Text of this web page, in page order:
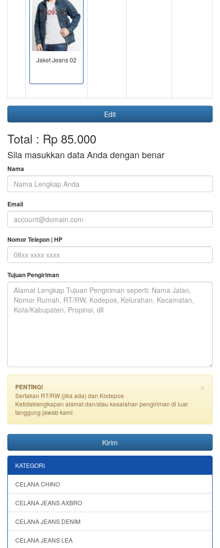
Jaket Jeans 02
Edit
Total : Rp 85.000
Sila masukkan data Anda dengan benar
Nama
Email
Nomor Telepon | HP
Tujuan Pengiriman
×
PENTING!
Sertakan RT/RW (jika ada) dan Kodepos
Ketidaklengkapan alamat dan/atau kesalahan pengiriman di luar
tanggung jawab kami
Kirim
KATEGORI
CELANA CHINO
CELANA JEANS AXBRO
CELANA JEANS DENIM
CELANA JEANS LEA